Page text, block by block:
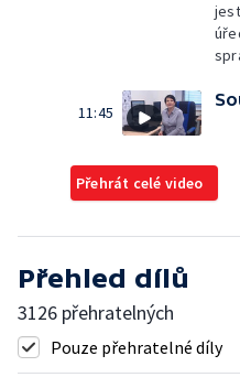
11:45
Přehrát celé video
Přehled dílů
3126 přehratelných
Pouze přehratelné díly